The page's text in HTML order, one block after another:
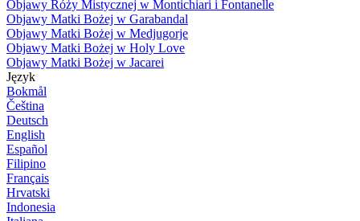
Objawy Róży Mistycznej w Montichiari i Fontanelle
Objawy Matki Bożej w Garabandal
Objawy Matki Bożej w Medjugorje
Objawy Matki Bożej w Holy Love
Objawy Matki Bożej w Jacarei
Język
Bokmål
Čeština
Deutsch
English
Español
Filipino
Français
Hrvatski
Indonesia